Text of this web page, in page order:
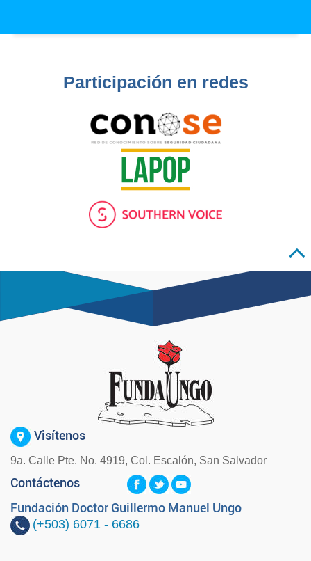
Participación en redes
Visítenos
9a. Calle Pte. No. 4919, Col. Escalón, San Salvador
Contáctenos
Fundación Doctor Guillermo Manuel Ungo
(+503) 6071 - 6686